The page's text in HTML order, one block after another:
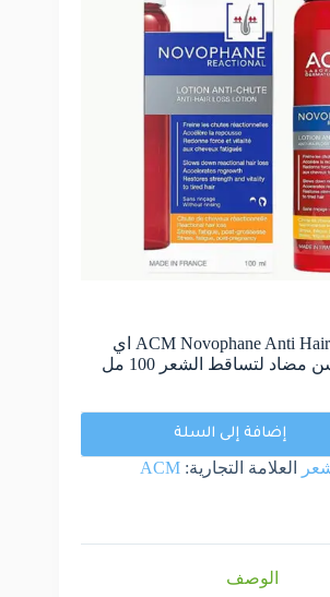
ACM Novophane Anti Hair Loss Lotion 100Ml اي
لتساقط الشعر 100 مل
إضافة إلى السلة
العلامة التجارية: ACM
الوصف